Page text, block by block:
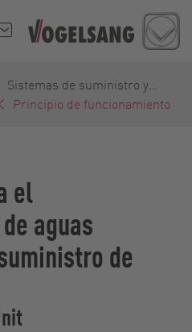
Sistemas de suministro y...
Principio de funcionamiento
el
aguas
de